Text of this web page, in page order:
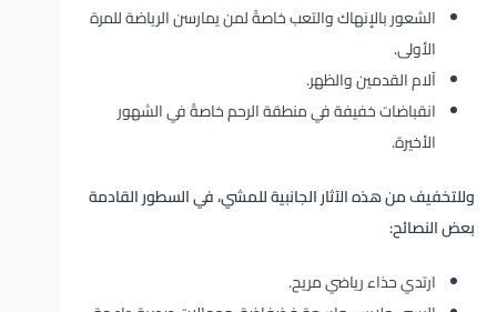
الشعور بالإنهاك والتعب خاصةً لمن يمارسن الرياضة للمرة
الأولى.
آلام القدمين والظهر.
انقباضات خفيفة في منطقة الرحم خاصةً في الشهور
الأخيرة.
وللتخفيف من هذه الآثار الجانبية للمشي، في السطور القادمة
بعض النصائح:
ارتدي حذاء رياضي مريح.